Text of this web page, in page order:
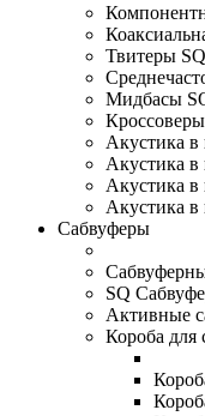
Твитеры SQ
Мидбасы
Акустика
Акустика в
Акустика
Акустика в
Сабвуферы
SQ
Активные
Короба для